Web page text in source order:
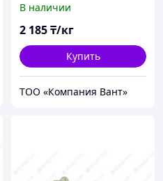
В наличии
2 185₸/кг
Купить
ТОО «Компания Вант»